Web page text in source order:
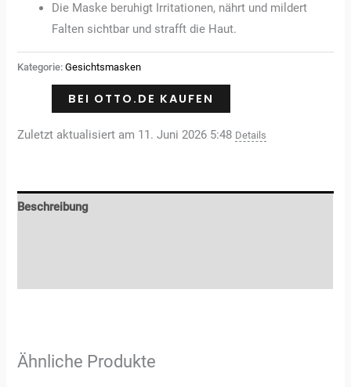
Die Maske beruhigt Irritationen, nährt und mildert
Falten sichtbar und strafft die Haut.
Kategorie:Gesichtsmasken
BEI OTTO.DE KAUFEN
Zuletzt aktualisiert am 11. Juni 2026 5:48 Details
Beschreibung
Ähnliche Produkte